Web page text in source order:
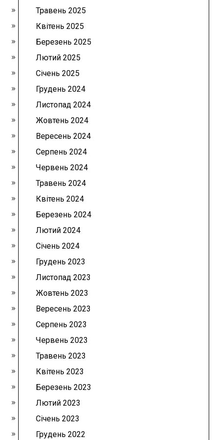
Травень 2025
Квітень 2025
Березень 2025
Лютий 2025
Січень 2025
Грудень 2024
Листопад 2024
Жовтень 2024
Вересень 2024
Серпень 2024
Червень 2024
Травень 2024
Квітень 2024
Березень 2024
Лютий 2024
Січень 2024
Грудень 2023
Листопад 2023
Жовтень 2023
Вересень 2023
Серпень 2023
Червень 2023
Травень 2023
Квітень 2023
Березень 2023
Лютий 2023
Січень 2023
Грудень 2022